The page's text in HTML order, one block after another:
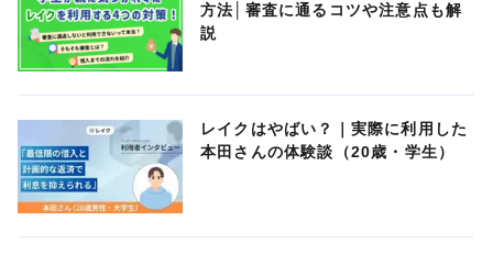
方法│審査に通るコツや注意点も解
説
レイクはやばい？｜実際に利用した
本田さんの体験談（20歳・学生）